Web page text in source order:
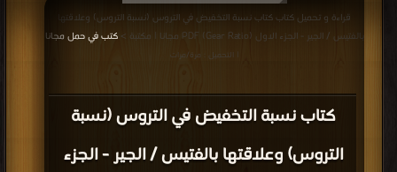
كتاب نسبة التخفيض في التروس (نسبة
التروس) وعلاقتها بالفتيس / الجير - الجزء
قراءة و تحميل كتاب كتاب نسبة التخفيض في التروس (نسبة التروس) وعلاقتها
بالفتيس / الجير - الجزء الاول (Gear Ratio) PDF مجانا | مكتبة >
كتب في حمل مجانا
| التحميل : مرة/مرات